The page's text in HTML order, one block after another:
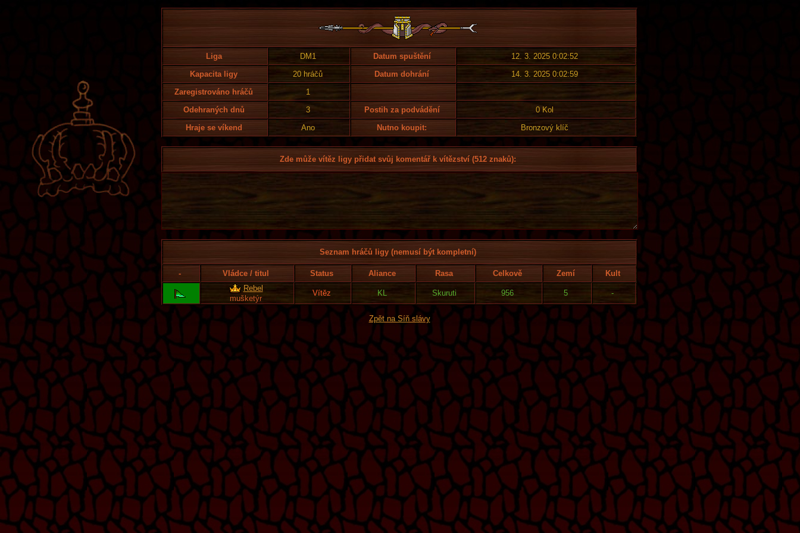
Liga DM1 Datum spuštění
12. 3. 2025 0:02:52
Kapacita ligy
20 hráčů Datum dohrání
14. 3. 2025 0:02:59
Zaregistrováno hráčů
1
Odehraných dnů
3 Postih za podvádění
0 Kol
Hraje se víkend
Ano Nutno koupit: Bronzový klíč
Zde může vítěz ligy přidat svůj komentář k vítězství (512 znaků):
Seznam hráčů ligy (nemusí být kompletní)
- Vládce / titul Status Aliance Rasa Celkově Zemí
Kult
Rebel
mušketýr
Vítěz KL Skuruti 956 5 -
Zpět na Síň slávy